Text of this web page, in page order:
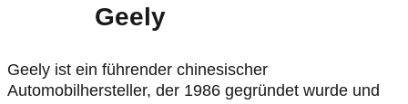
Geely
Geely ist ein führender chinesischer
Automobilhersteller, der 1986 gegründet wurde und